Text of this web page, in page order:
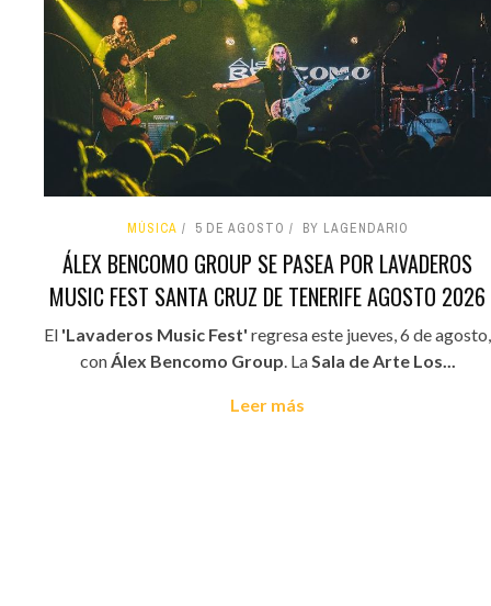
MÚSICA 5 DE AGOSTO BY LAGENDARIO
ÁLEX BENCOMO GROUP SE PASEA POR LAVADEROS
MUSIC FEST SANTA CRUZ DE TENERIFE AGOSTO 2026
El 'Lavaderos Music Fest' regresa este jueves, 6 de agosto,
conÁlex Bencomo Group. LaSala de Arte Los...
Leer más